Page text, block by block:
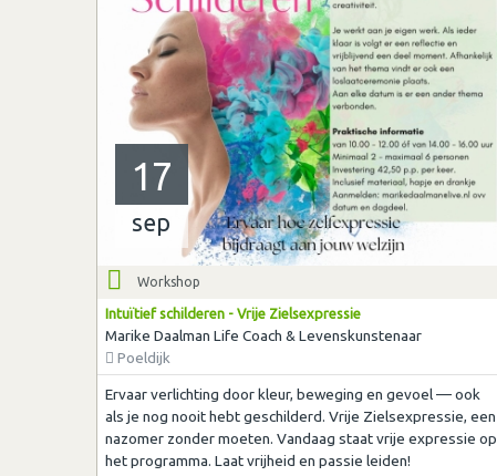
17
sep
Workshop
Intuïtief schilderen - Vrije Zielsexpressie
Marike Daalman Life Coach & Levenskunstenaar
Poeldijk
Ervaar verlichting door kleur, beweging en gevoel — ook
als je nog nooit hebt geschilderd. Vrije Zielsexpressie, een
nazomer zonder moeten. Vandaag staat vrije expressie op
het programma. Laat vrijheid en passie leiden!